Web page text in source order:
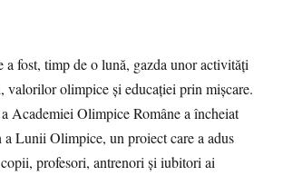
a fost, timp de o lună, gazda unor activități
valorilor olimpice și educației prin mișcare.
Academiei Olimpice Române a încheiat
a Lunii Olimpice, un proiect care a adus
profesori, antrenori și iubitori ai